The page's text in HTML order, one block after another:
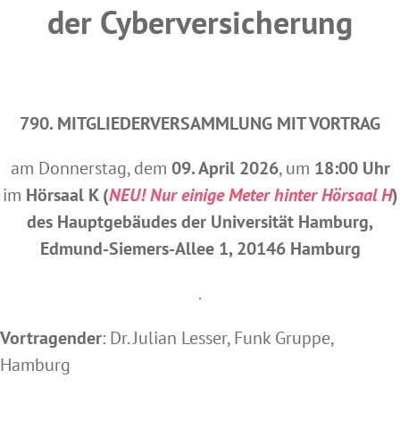
der Cyberversicherung
790. MITGLIEDERVERSAMMLUNG MIT VORTRAG
am Donnerstag, dem 09. April 2026, um 18:00 Uhr
im Hörsaal K (NEU! Nur einige Meter hinter Hörsaal H)
des Hauptgebäudes der Universität Hamburg,
Edmund-Siemers-Allee 1, 20146 Hamburg
.
Vortragender: Dr. Julian Lesser, Funk Gruppe,
Hamburg